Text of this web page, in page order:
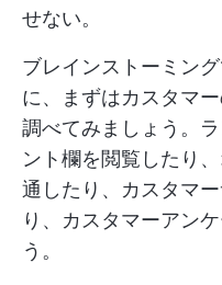
せない。
ブレインストーミン
に、まずはカスタマ
調べてみましょう。
ント欄を閲覧したり
通したり、カスタマ
り、カスタマーアン
う。